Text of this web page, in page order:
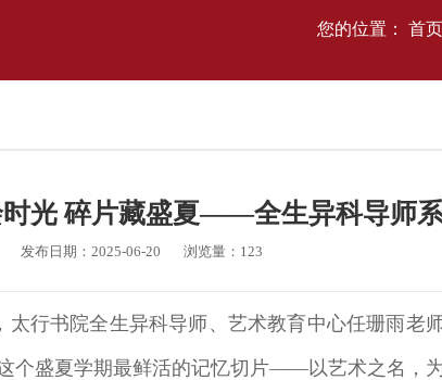
您的位置： 首页
时光 碎片藏盛夏——全生异科导师
发布日期：2025-06-20 浏览量： 123
行书院全生异科导师、艺术教育中心任珊雨老
个盛夏学期最鲜活的记忆切片——以艺术之名，